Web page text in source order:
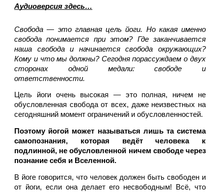
Аудиоверсия здесь…
Свобода — это главная цель йоги. Но какая именно
свобода понимается при этом? Где заканчивается
наша свобода и начинается свобода окружающих?
Кому и что мы должны? Сегодня порассуждаем о двух
сторонах одной медали: свободе и
ответственности.
Цель йоги очень высокая — это полная, ничем не
обусловленная свобода от всех, даже неизвестных на
сегодняшний момент ограничений и обусловленностей.
Поэтому йогой может называться лишь та система
самопознания, которая ведёт человека к
подлинной, не обусловленной ничем свободе через
познание себя и Вселенной.
В йоге говорится, что человек должен быть свободен и
от йоги, если она делает его несвободным! Всё, что